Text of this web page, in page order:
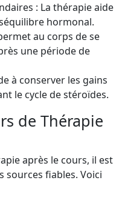
: La thérapie aide
hormonal.
au corps de se
une période de
à conserver les gains
le cycle de stéroïdes.
de Thérapie
après le cours, il est
sources fiables. Voici